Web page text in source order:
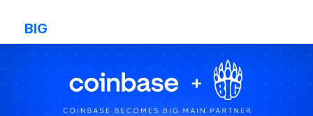
BIG